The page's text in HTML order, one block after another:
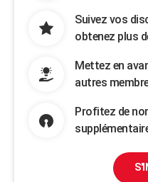
Suivez vos
obtenez plus
Mettez en
autres
Profitez de